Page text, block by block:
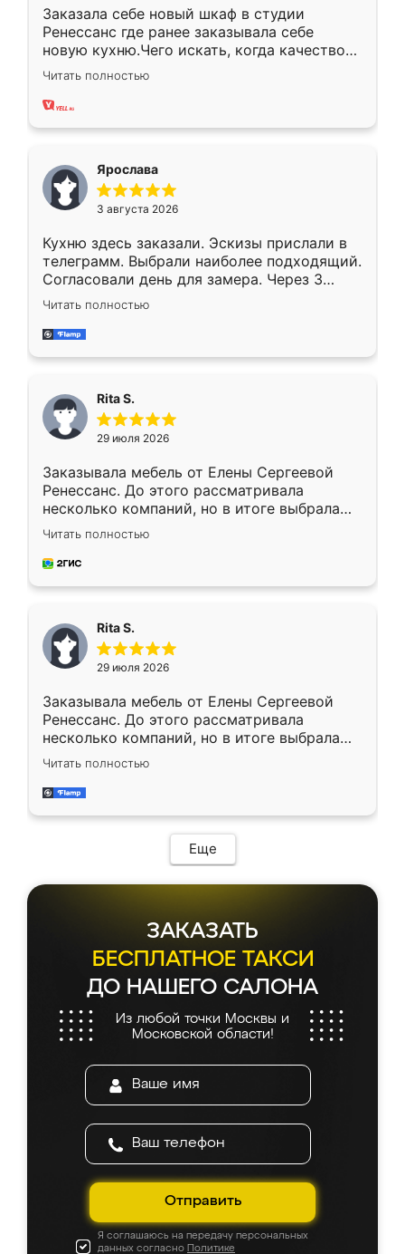
Заказала себе новый шкаф в студии
Ренессанс где ранее заказывала себе
новую кухню.Чего искать, когда качеством
вполне довольна. Служит кухня уже почти
два года, нареканий нет.
Читать полностью
Ярослава
3 августа 2026
Кухню здесь заказали. Эскизы прислали в
телеграмм. Выбрали наиболее подходящий.
Согласовали день для замера. Через 3
недели кухня была уже готова. Остались
довольны работой. Спасибо Ренессанс
мебель за качественную работу!
Читать полностью
Rita S.
29 июля 2026
Заказывала мебель от Елены Сергеевой
Ренессанс. До этого рассматривала
несколько компаний, но в итоге выбрала
эту. Сначала обговорили условия, потом
приехал замерщик, всё спокойно объяснил
и снял размеры. Изготовили в срок, с
каких-либо доработок. Качеством осталась
довольна, все выглядит так, как и ожидала.
Читать полностью
Rita S.
29 июля 2026
Заказывала мебель от Елены Сергеевой
Ренессанс. До этого рассматривала
несколько компаний, но в итоге выбрала
эту. Сначала обговорили условия, потом
приехал замерщик, всё спокойно объяснил
и снял размеры. Изготовили в срок, с
мебель сразу встала на свое место без
каких-либо доработок. Качеством осталась
довольна, все выглядит так, как и ожидала.
Читать полностью
Еще
ЗАКАЗАТЬ
БЕСПЛАТНОЕ ТАКСИ
ДО НАШЕГО САЛОНА
Из любой точки Москвы и
Московской области!
Отправить
Я соглашаюсь на передачу персональных
данных согласно Политике